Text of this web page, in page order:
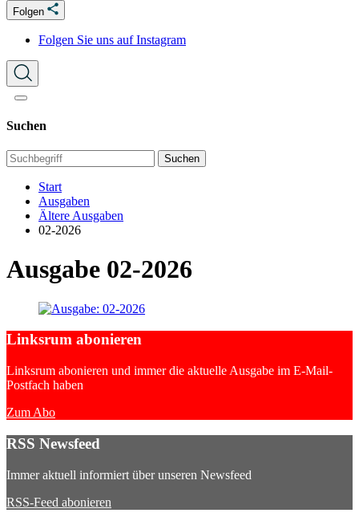
Folgen
Folgen Sie uns auf Instagram
Suchen
Suchen
Start
Ausgaben
Ältere Ausgaben
02-2026
Ausgabe 02-2026
Linksrum abonieren
Linksrum abonieren und immer die aktuelle Ausgabe im E-Mail-
Postfach haben
Zum Abo
RSS Newsfeed
Immer aktuell informiert über unseren Newsfeed
RSS-Feed abonieren